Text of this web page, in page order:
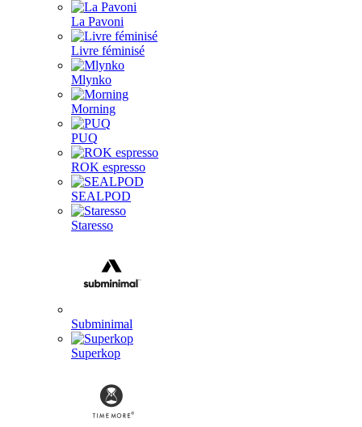
La Pavoni
Livre féminisé
Mlynko
Morning
PUQ
ROK espresso
SEALPOD
Staresso
Subminimal
Superkop